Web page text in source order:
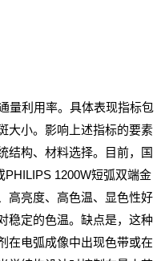
量利用率。具体表现指标包
大小。影响上述指标的要素
结构、材料选择。目前，国
1200W短弧双端金
高亮度、高色温、显色性好
稳定的色温。缺点是，这种
在电弧成像中出现色带或在